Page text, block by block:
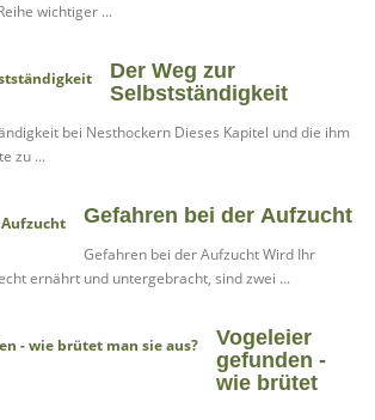
wichtiger ...
Der Weg zur
Selbstständigkeit
Dieses Kapitel und die ihm
zu ...
Gefahren bei der Aufzucht
Gefahren bei der Aufzucht Wird Ihr
ernährt und untergebracht, sind zwei ...
Vogeleier
gefunden -
wie brütet